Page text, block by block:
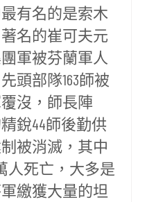
有名的是索木
名的崔可夫元
軍被芬蘭軍人
頭部隊163師被
沒，師長陣
銳44師後勤供
被消滅，其中
人死亡，大多是
繳獲大量的坦